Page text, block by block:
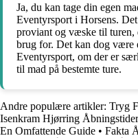
Ja, du kan tage din egen
Eventyrsport i Horsens.
proviant og væske til turen,
brug for. Det kan dog være
Eventyrsport, om der er
til mad på bestemte ture.
Andre populære artikler: Tryg
Isenkram Hjørring Åbningstider
En Omfattende Guide • Fakta